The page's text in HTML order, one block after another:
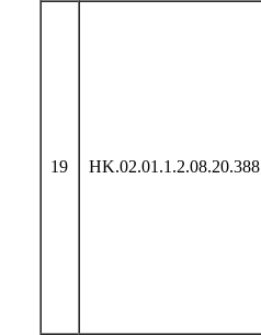
19 HK.02.01.1.2.08.20.388